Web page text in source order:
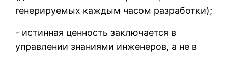
генерируемых каждым часом разработки);
- истинная ценность заключается в
управлении знаниями инженеров, а не в